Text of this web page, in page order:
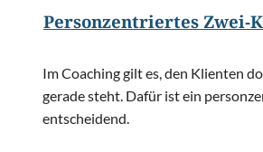
Personzentriertes Zwei-
Im Coaching gilt es, den Klienten
gerade steht. Dafür ist ein
entscheidend.